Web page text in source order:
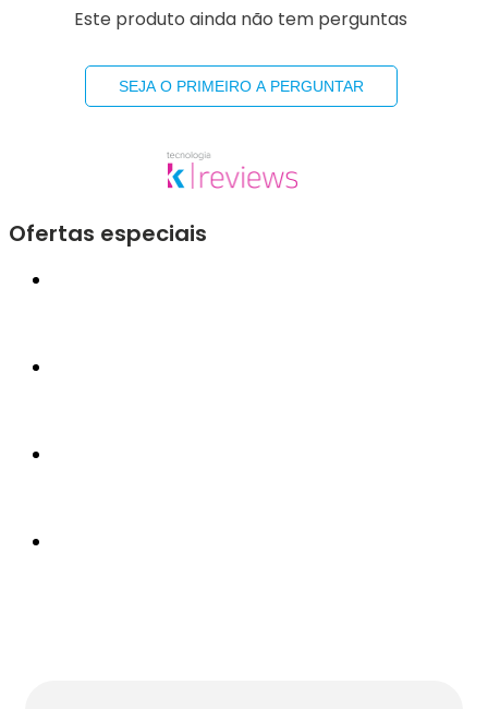
Este produto ainda não tem perguntas
SEJA O PRIMEIRO A PERGUNTAR
Ofertas especiais